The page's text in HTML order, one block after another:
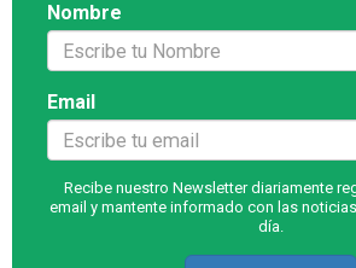
Nombre
Email
Recibe nuestro Newsletter diariamente
email y mantente informado con las
día.